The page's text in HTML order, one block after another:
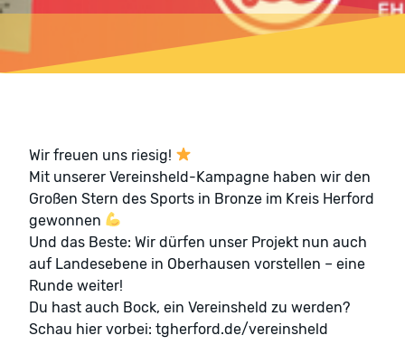
Wir freuen uns riesig!
Mit unserer Vereinsheld-Kampagne haben wir den
Großen Stern des Sports in Bronze im Kreis Herford
gewonnen
Und das Beste: Wir dürfen unser Projekt nun auch
auf Landesebene in Oberhausen vorstellen – eine
Runde weiter!
Du hast auch Bock, ein Vereinsheld zu werden?
Schau hier vorbei: tgherford.de/vereinsheld